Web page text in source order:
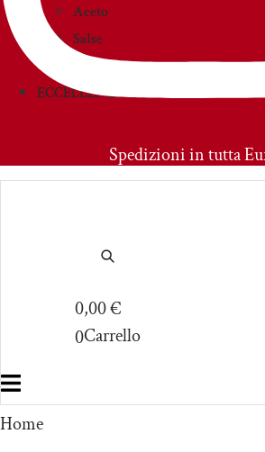
Aceto
Salse
Creme e paté
ECCELLENZE
Spedizioni in tutta
0,00€
0Carrello
Home